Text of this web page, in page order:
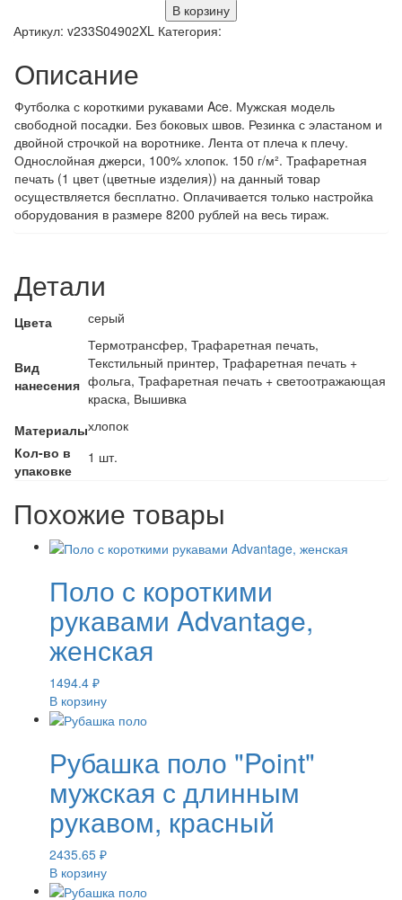
В корзину
Артикул: v233S04902XL Категория:
Описание
Футболка с короткими рукавами Ace. Мужская модель
свободной посадки. Без боковых швов. Резинка с эластаном и
двойной строчкой на воротнике. Лента от плеча к плечу.
Однослойная джерси, 100% хлопок. 150 г/м². Трафаретная
печать (1 цвет (цветные изделия)) на данный товар
осуществляется бесплатно. Оплачивается только настройка
оборудования в размере 8200 рублей на весь тираж.
Детали
Цвета серый
Вид
нанесения
Термотрансфер, Трафаретная печать,
Текстильный принтер, Трафаретная печать +
фольга, Трафаретная печать + светоотражающая
краска, Вышивка
Материалыхлопок
Кол-во в
упаковке
1 шт.
Похожие товары
Поло с короткими
рукавами Advantage,
женская
1494.4 ₽
В корзину
Рубашка поло "Point"
мужская с длинным
рукавом, красный
2435.65 ₽
В корзину